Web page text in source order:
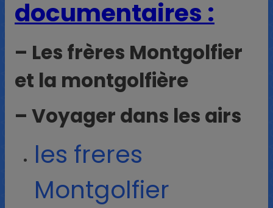
documentaires :
– Les frères Montgolfier
et la montgolfière
– Voyager dans les airs
les freres
Montgolfier